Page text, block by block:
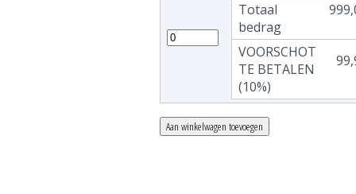
Totaal
bedrag
VOORSCHOT
TE BETALEN
(10%)